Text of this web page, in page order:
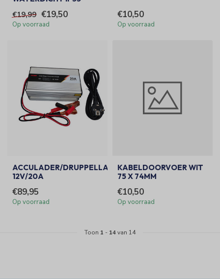
€19,99 €19,50
Op voorraad
€10,50
Op voorraad
ACCULADER/DRUPPELLADER
12V/20A
€89,95
Op voorraad
KABELDOORVOER WIT
75 X 74MM
€10,50
Op voorraad
Toon 1 - 14van 14